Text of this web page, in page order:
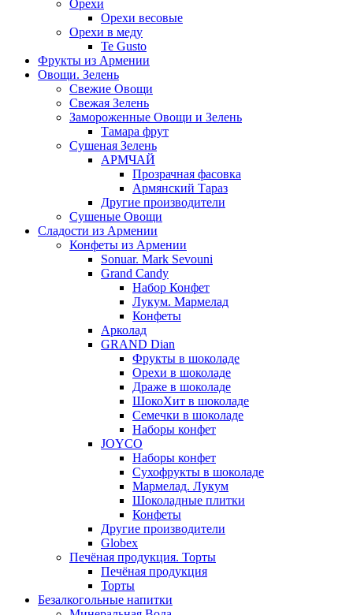
Орехи
Орехи весовые
Орехи в меду
Te Gusto
Фрукты из Армении
Овощи. Зелень
Свежие Овощи
Свежая Зелень
Замороженные Овощи и Зелень
Тамара фрут
Сушеная Зелень
АРМЧАЙ
Прозрачная фасовка
Армянский Тараз
Другие производители
Сушеные Овощи
Сладости из Армении
Конфеты из Армении
Sonuar. Mark Sevouni
Grand Candy
Набор Конфет
Лукум. Мармелад
Конфеты
Арколад
GRAND Dian
Фрукты в шоколаде
Орехи в шоколаде
Драже в шоколаде
ШокоХит в шоколаде
Семечки в шоколаде
Наборы конфет
JOYCO
Наборы конфет
Сухофрукты в шоколаде
Мармелад. Лукум
Шоколадные плитки
Конфеты
Другие производители
Globex
Печёная продукция. Торты
Печёная продукция
Торты
Безалкогольные напитки